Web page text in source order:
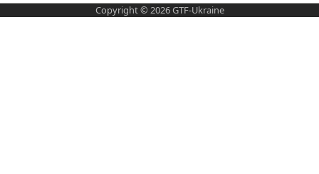
Copyright © 2026GTF-Ukraine